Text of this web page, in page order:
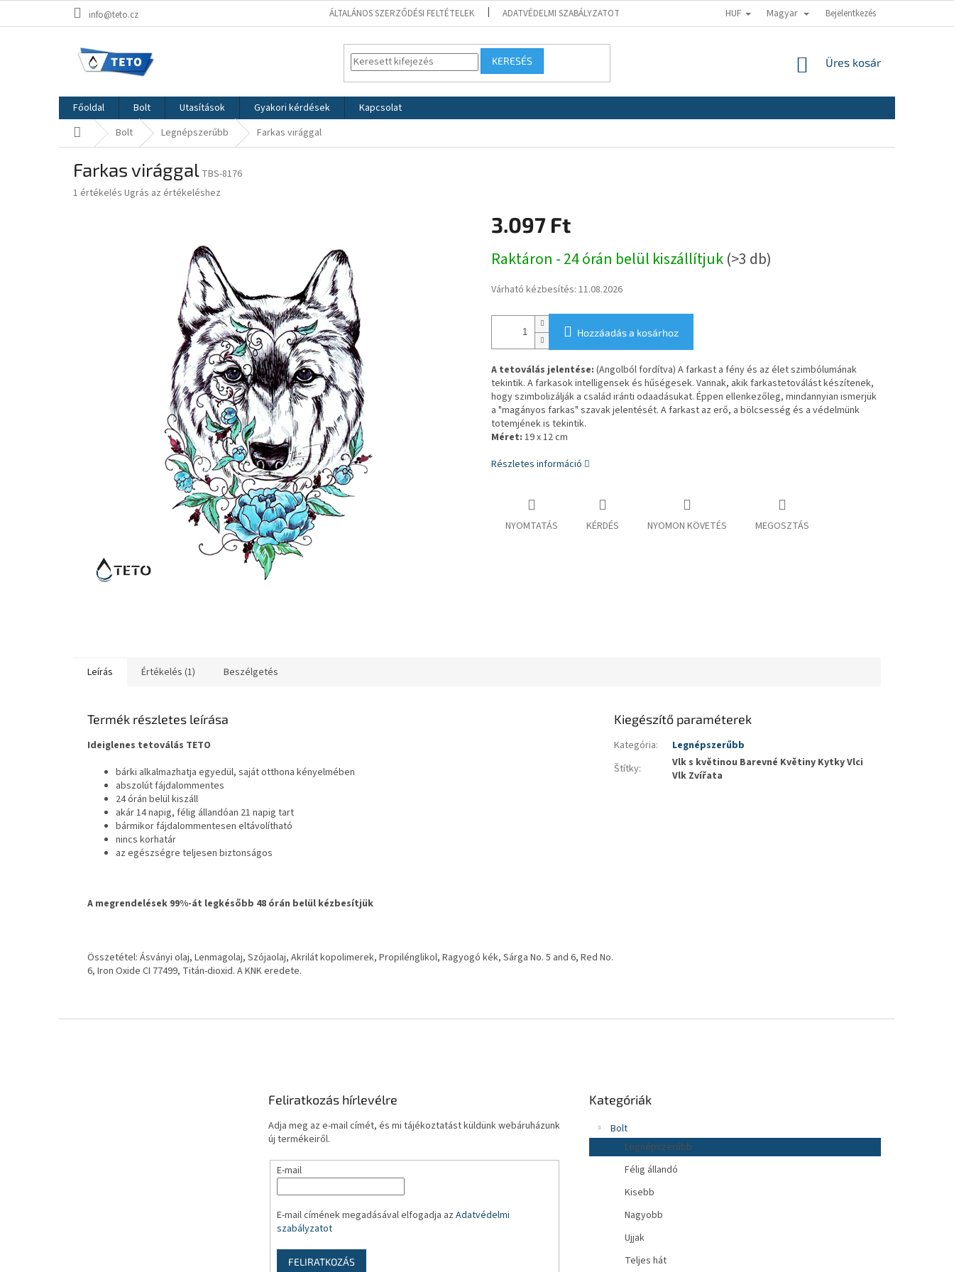
info@teto.cz ÁLTALÁNOS SZERZŐDÉSI FELTÉTELEK ADATVÉDELMI SZABÁLYZATOT HUF Magyar Bejelentkezés
KERESÉS KOSÁR
Üres kosár
Főoldal Bolt Utasítások Gyakori kérdések
Kapcsolat
Kezdőlap
Bolt Legnépszerűbb Farkas virággal
Farkas virággal TBS-8176
A
1 értékelés Ugrás az értékeléshez
3.097 Ft
Raktáron - 24 órán belül kiszállítjuk(>3 db)
Várható kézbesítés: 11.08.2026
Hozzáadás a kosárhoz
A tetoválás jelentése: (Angolból fordítva) A farkast a fény és az élet szimbólumának
tekintik. A farkasok intelligensek és hűségesek. Vannak, akik farkastetoválást készítenek,
hogy szimbolizálják a család iránti odaadásukat. Éppen ellenkezőleg, mindannyian ismerjük
a "magányos farkas" szavak jelentését. A farkast az erő, a bölcsesség és a védelmünk
totemjének is tekintik.
Méret: 19 x 12 cm
Részletes információ
NYOMTATÁS KÉRDÉS NYOMON KÖVETÉS MEGOSZTÁS
Leírás Értékelés (1) Beszélgetés
Termék részletes leírása
Ideiglenes tetoválás TETO
bárki alkalmazhatja egyedül, saját otthona kényelmében
abszolút fájdalommentes
24 órán belül kiszáll
akár 14 napig, félig állandóan 21 napig tart
bármikor fájdalommentesen eltávolítható
nincs korhatár
az egészségre teljesen biztonságos
A megrendelések 99%-át legkésőbb 48 órán belül kézbesítjük
Összetétel: Ásványi olaj, Lenmagolaj, Szójaolaj, Akrilát kopolimerek, Propilénglikol, Ragyogó kék, Sárga No. 5 and 6, Red No.
6, Iron Oxide CI 77499, Titán-dioxid. A KNK eredete.
Kiegészítő paraméterek
Kategória:
Legnépszerűbb
Štítky:
Vlk s květinou Barevné Květiny Kytky Vlci
Vlk Zvířata
Feliratkozás hírlevélre
Adja meg az e-mail címét, és mi tájékoztatást küldünk webáruházunk
új termékeiről.
E-mail
E-mail címének megadásával elfogadja az Adatvédelmi
szabályzatot
FELIRATKOZÁS
átugrása
Kategóriák
Bolt
Legnépszerűbb
Félig állandó
Kisebb
Nagyobb
Ujjak
Teljes hát